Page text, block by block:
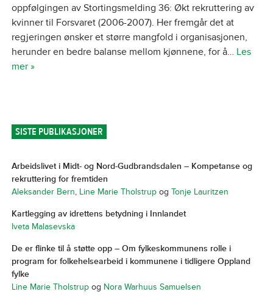
oppfølgingen av Stortingsmelding 36: Økt rekruttering av
kvinner til Forsvaret (2006-2007). Her fremgår det at
regjeringen ønsker et større mangfold i organisasjonen,
herunder en bedre balanse mellom kjønnene, for å… Les
mer »
SISTE PUBLIKASJONER
Arbeidslivet i Midt- og Nord-Gudbrandsdalen – Kompetanse og
rekruttering for fremtiden
Aleksander Bern, Line Marie Tholstrupog Tonje Lauritzen
Kartlegging av idrettens betydning i Innlandet
Iveta Malasevska
De er flinke til å støtte opp – Om fylkeskommunens rolle i
program for folkehelsearbeid i kommunene i tidligere Oppland
fylke
Line Marie Tholstrupog Nora Warhuus Samuelsen